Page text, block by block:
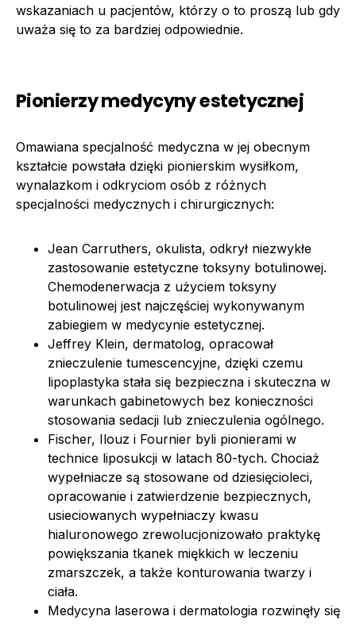
wskazaniach u pacjentów, którzy o to proszą lub gdy
uważa się to za bardziej odpowiednie.
Pionierzy medycyny estetycznej
Omawiana specjalność medyczna w jej obecnym
kształcie powstała dzięki pionierskim wysiłkom,
wynalazkom i odkryciom osób z różnych
specjalności medycznych i chirurgicznych:
Jean Carruthers, okulista, odkrył niezwykłe
zastosowanie estetyczne toksyny botulinowej.
Chemodenerwacja z użyciem toksyny
botulinowej jest najczęściej wykonywanym
zabiegiem w medycynie estetycznej.
Jeffrey Klein, dermatolog, opracował
znieczulenie tumescencyjne, dzięki czemu
lipoplastyka stała się bezpieczna i skuteczna w
warunkach gabinetowych bez konieczności
stosowania sedacji lub znieczulenia ogólnego.
Fischer, Ilouz i Fournier byli pionierami w
technice liposukcji w latach 80-tych. Chociaż
wypełniacze są stosowane od dziesięcioleci,
opracowanie i zatwierdzenie bezpiecznych,
usieciowanych wypełniaczy kwasu
hialuronowego zrewolucjonizowało praktykę
powiększania tkanek miękkich w leczeniu
zmarszczek, a także konturowania twarzy i
ciała.
Medycyna laserowa i dermatologia rozwinęły się